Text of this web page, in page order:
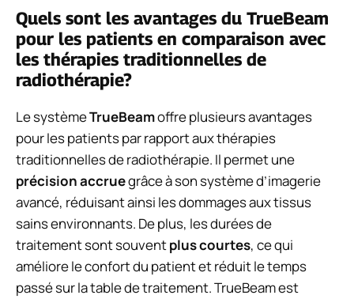
Quels sont les avantages du TrueBeam
pour les patients en comparaison avec
les thérapies traditionnelles de
radiothérapie?
Le systèmeTrueBeamoffre plusieurs avantages
pour les patients par rapport aux thérapies
traditionnelles de radiothérapie. Il permet une
précision accruegrâce à son système d’imagerie
avancé, réduisant ainsi les dommages aux tissus
sains environnants. De plus, les durées de
traitement sont souventplus courtes, ce qui
améliore le confort du patient et réduit le temps
passé sur la table de traitement. TrueBeam est